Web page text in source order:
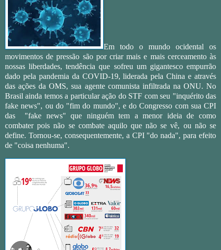
Em todo o mundo ocidental os
movimentos de pressão são por criar mais e mais cerceamento às
nossas liberdades, tendência que sofreu um gigantesco empurrão
dado pela pandemia da COVID-19, liderada pela China e através
das ações da OMS, sua agente comunista infiltrada na ONU. No
Brasil ainda temos a particular ação do STF com seu "inquérito das
fake news", ou do "fim do mundo", e do Congresso com sua CPI
das "fake news" que ninguém tem a menor ideia de como
combater pois não se combate aquilo que não se vê, ou não se
define. Tornou-se, consequentemente, a CPI "do nada", para efeito
de "coisa nenhuma".